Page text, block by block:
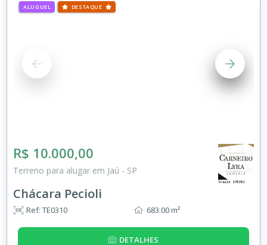
ALUGUEL DESTAQUE
R$ 10.000,00
Terreno para alugar em Jaú - SP
Chácara Pecioli
Ref: TE0310 683.00 m²
DETALHES